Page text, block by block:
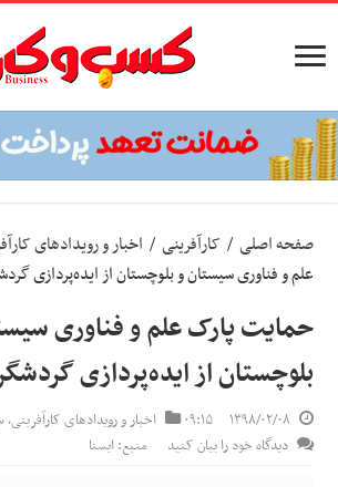
صفحه اصلی / کارآفرینی / اخبار و رویدادهای
علم و فناوری سیستان و بلوچستان از ایده‌پردازی
حمایت پارک علم و فناوری
بلوچستان از ایده‌پردازی
۱۳۹۸/۰۲/۰۸ ۰۹:۱۵ اخبار و رویدادهای کارآفرینی,
دیدگاه خود را بیان کنید
منبع: ایسنا